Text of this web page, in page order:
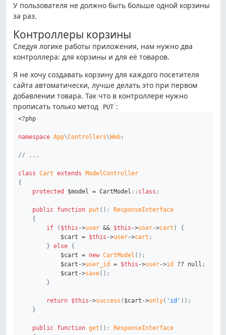
У пользователя не должно быть больше одной корзины
за раз.
Контроллеры корзины
Следуя логике работы приложения, нам нужно два
контроллера: для корзины и для её товаров.
Я не хочу создавать корзину для каждого посетителя
сайта автоматически, лучше делать это при первом
добавлении товара. Так что в контроллере нужно
прописать только метод
PUT :
<?php
namespace App\Controllers\Web;
// ...
class Cart extends
ModelController
{
protected
$model = CartModel :: class ;
public function put ( ) :
ResponseInterface
{
if
( $this ->user && $this ->user->cart )
{
$cart = $this ->user->cart ;
} else {
$cart = new CartModel ( ) ;
$cart ->user_id = $this ->user->id ?? null ;
$cart ->save( ) ;
}
return $this ->success ( $cart ->only( 'id' ) ) ;
}
public function get ( ) :
ResponseInterface